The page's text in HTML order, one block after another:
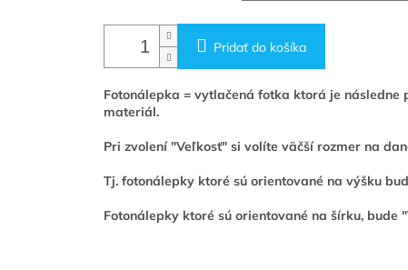
Pridať do košíka
Fotonálepka = vytlačená fotka ktorá je
materiál.
Pri zvolení "Veľkosť" si volíte väčší rozmer na
Tj. fotonálepky ktoré sú orientované na výšku
Fotonálepky ktoré sú orientované na šírku, bude